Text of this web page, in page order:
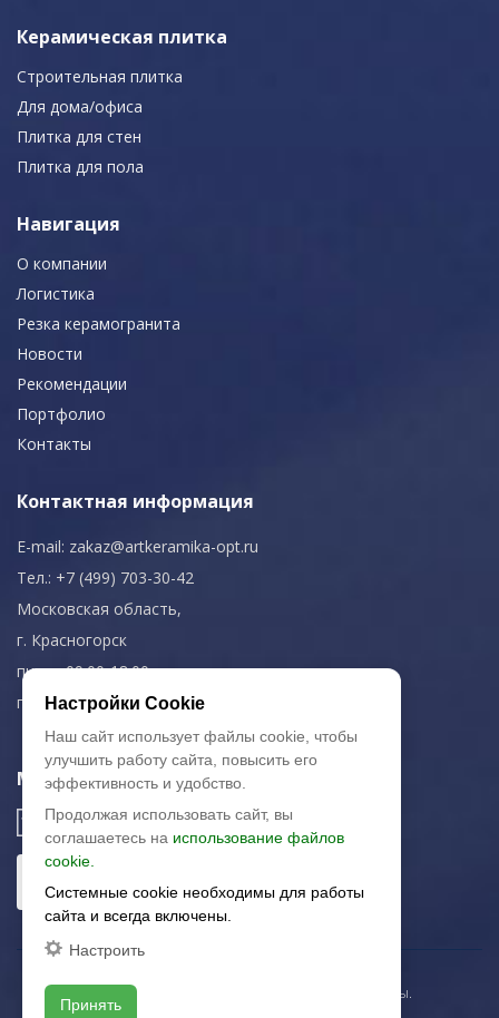
Керамическая плитка
Строительная плитка
Для дома/офиса
Плитка для стен
Плитка для пола
Навигация
О компании
Логистика
Резка керамогранита
Новости
Рекомендации
Портфолио
Контакты
Контактная информация
E-mail: zakaz@artkeramika-opt.ru
Тел.: +7 (499) 703-30-42
Московская область,
г. Красногорск
пн-чт: 09.00-18.00
пт: 09.00-17.00
Мы в соц. сетях
© 2003-2026 «Арткерамика». Все права защищены.
Настройки Cookie
Наш сайт использует файлы cookie, чтобы
улучшить работу сайта, повысить его
эффективность и удобство.
Продолжая использовать сайт, вы
соглашаетесь на использование файлов
cookie.
Системные cookie необходимы для работы
сайта и всегда включены.
Настроить
Принять